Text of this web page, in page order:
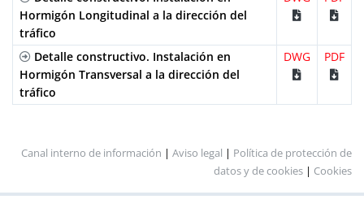
Hormigón Longitudinal a la dirección del
tráfico
Detalle constructivo. Instalación en
Hormigón Transversal a la dirección del
tráfico
DWG PDF
Canal interno de información | Aviso legal | Política de protección de
datos y de cookies | Cookies